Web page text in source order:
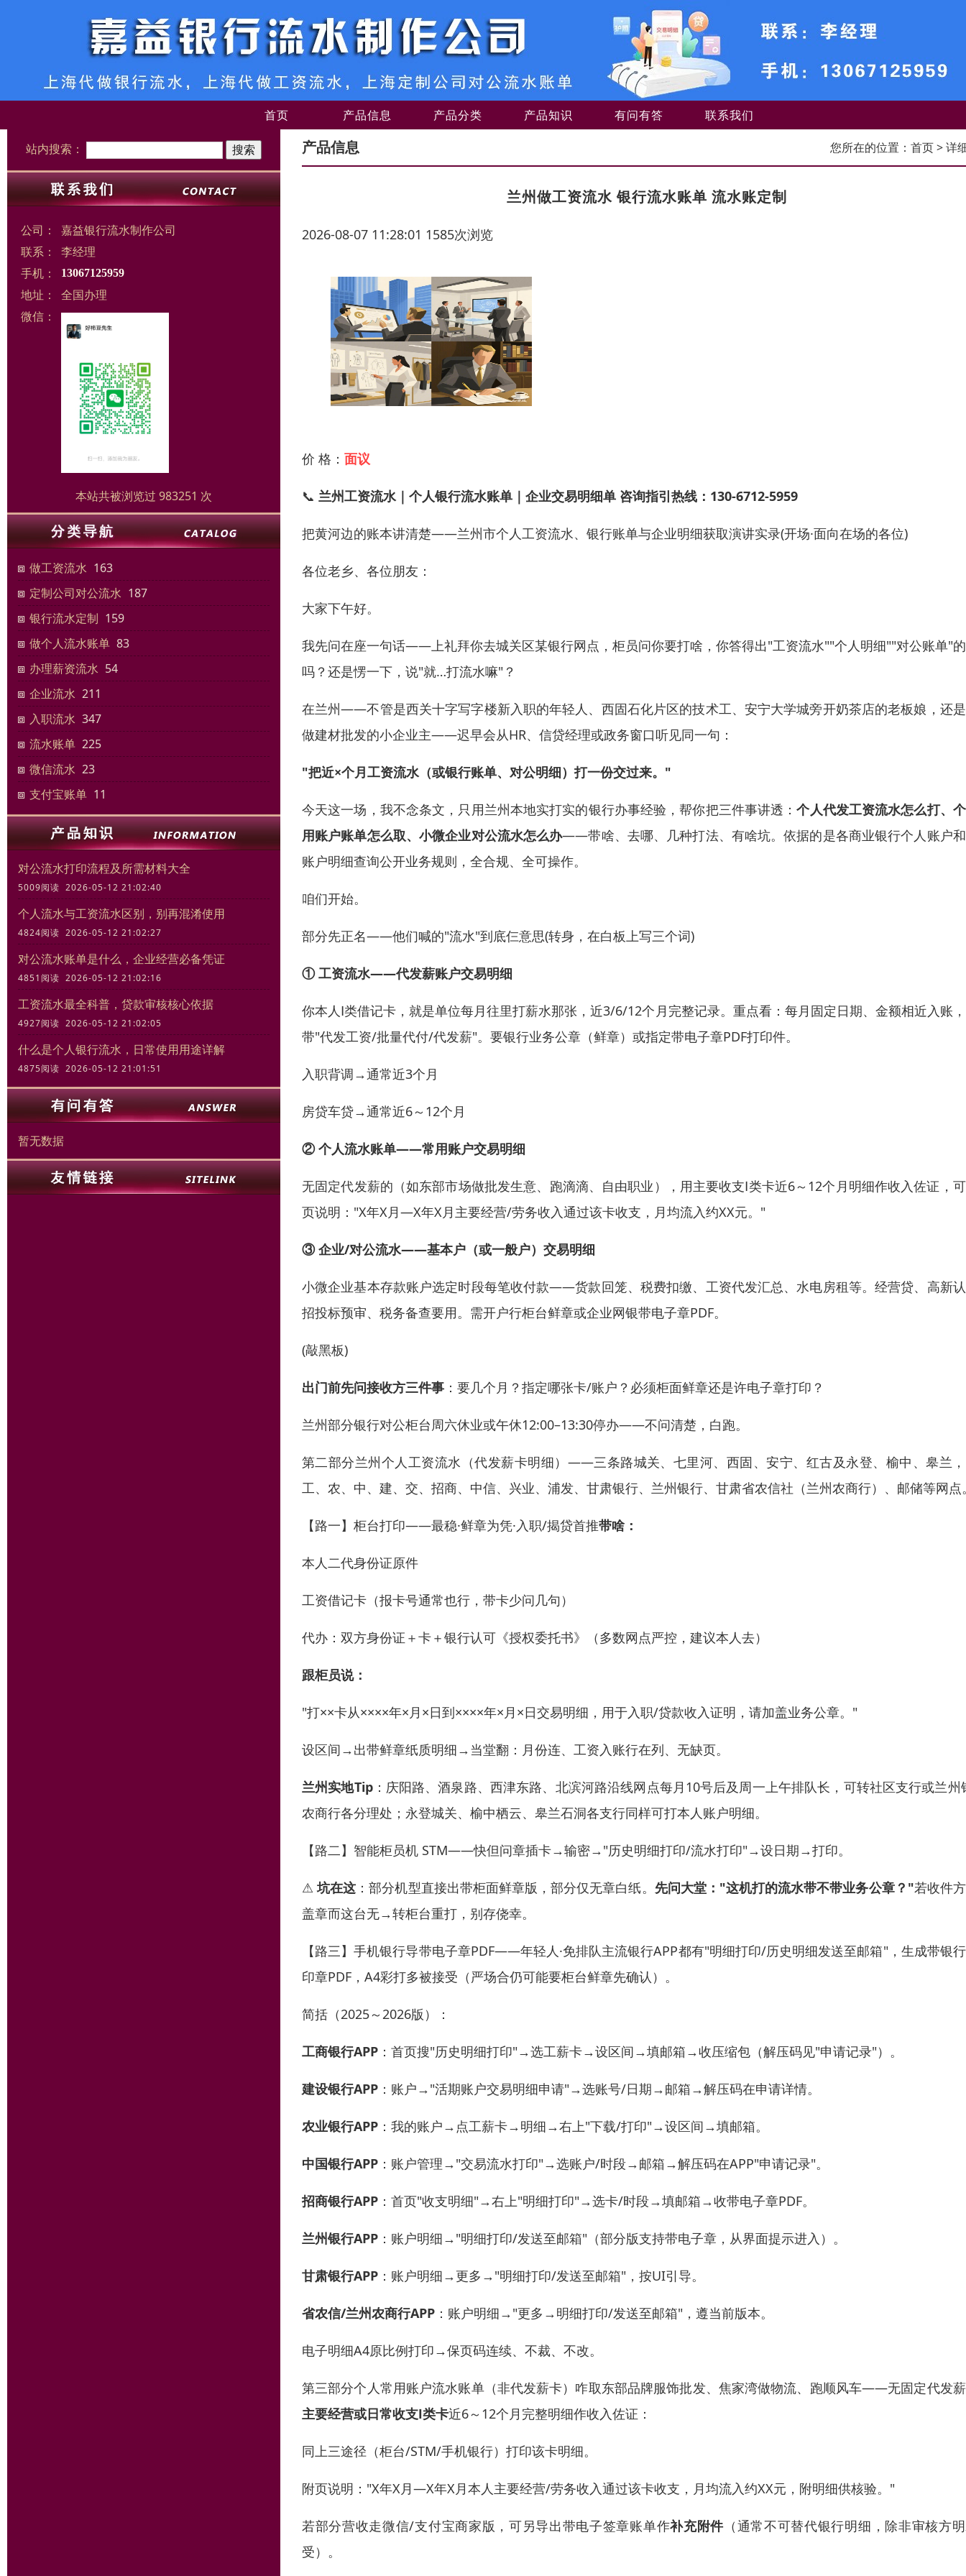
首页 产品信息 产品分类 产品知识 有问有答 联系我们
站内搜索：
公司：
嘉益银行流水制作公司
联系：
李经理
手机：
13067125959
地址：
全国办理
微信：
本站共被浏览过 983251 次
做工资流水 163
定制公司对公流水 187
银行流水定制 159
做个人流水账单 83
办理薪资流水 54
企业流水 211
入职流水 347
流水账单 225
微信流水 23
支付宝账单 11
对公流水打印流程及所需材料大全
5009阅读 2026-05-12 21:02:40
个人流水与工资流水区别，别再混淆使用
4824阅读 2026-05-12 21:02:27
对公流水账单是什么，企业经营必备凭证
4851阅读 2026-05-12 21:02:16
工资流水最全科普，贷款审核核心依据
4927阅读 2026-05-12 21:02:05
什么是个人银行流水，日常使用用途详解
4875阅读 2026-05-12 21:01:51
暂无数据
产品信息 您所在的位置： 首页> 详
兰州做工资流水 银行流水账单 流水账定制
2026-08-07 11:28:01 1585次浏览
价 格： 面议
📞 兰州工资流水｜个人银行流水账单｜企业交易明细单 咨询指引热线：130-6712-5959
把黄河边的账本讲清楚——兰州市个人工资流水、银行账单与企业明细获取演讲实录(开场·面向在场的各位)
各位老乡、各位朋友：
大家下午好。
我先问在座一句话——上礼拜你去城关区某银行网点，柜员问你要打啥，你答得出"工资流水""个人明细""对公账单"
吗？还是愣一下，说"就…打流水嘛"？
在兰州——不管是西关十字写字楼新入职的年轻人、西固石化片区的技术工、安宁大学城旁开奶茶店的老板娘，还
做建材批发的小企业主——迟早会从HR、信贷经理或政务窗口听见同一句：
"把近×个月工资流水（或银行账单、对公明细）打一份交过来。"
今天这一场，我不念条文，只用兰州本地实打实的银行办事经验，帮你把三件事讲透：个人代发工资流水怎么打、
用账户账单怎么取、小微企业对公流水怎么办——带啥、去哪、几种打法、有啥坑。依据的是各商业银行个人账户
账户明细查询公开业务规则，全合规、全可操作。
咱们开始。
部分先正名——他们喊的"流水"到底仨意思(转身，在白板上写三个词)
① 工资流水——代发薪账户交易明细
你本人Ⅰ类借记卡，就是单位每月往里打薪水那张，近3/6/12个月完整记录。重点看：每月固定日期、金额相近入账
带"代发工资/批量代付/代发薪"。要银行业务公章（鲜章）或指定带电子章PDF打印件。
入职背调→通常近3个月
房贷车贷→通常近6～12个月
② 个人流水账单——常用账户交易明细
无固定代发薪的（如东部市场做批发生意、跑滴滴、自由职业），用主要收支Ⅰ类卡近6～12个月明细作收入佐证，
页说明："X年X月—X年X月主要经营/劳务收入通过该卡收支，月均流入约XX元。"
③ 企业/对公流水——基本户（或一般户）交易明细
小微企业基本存款账户选定时段每笔收付款——货款回笼、税费扣缴、工资代发汇总、水电房租等。经营贷、高新
招投标预审、税务备查要用。需开户行柜台鲜章或企业网银带电子章PDF。
(敲黑板)
出门前先问接收方三件事 ：要几个月？指定哪张卡/账户？必须柜面鲜章还是许电子章打印？
兰州部分银行对公柜台周六休业或午休12:00–13:30停办——不问清楚，白跑。
第二部分兰州个人工资流水（代发薪卡明细）——三条路城关、七里河、西固、安宁、红古及永登、榆中、皋兰
工、农、中、建、交、招商、中信、兴业、浦发、甘肃银行、兰州银行、甘肃省农信社（兰州农商行）、邮储等网点
【路一】柜台打印——最稳·鲜章为凭·入职/揭贷首推带啥：
本人二代身份证原件
工资借记卡（报卡号通常也行，带卡少问几句）
代办：双方身份证＋卡＋银行认可《授权委托书》（多数网点严控，建议本人去）
跟柜员说：
"打××卡从××××年×月×日到××××年×月×日交易明细，用于入职/贷款收入证明，请加盖业务公章。"
设区间→出带鲜章纸质明细→当堂翻：月份连、工资入账行在列、无缺页。
兰州实地Tip：庆阳路、酒泉路、西津东路、北滨河路沿线网点每月10号后及周一上午排队长，可转社区支行或兰州
农商行各分理处；永登城关、榆中栖云、皋兰石洞各支行同样可打本人账户明细。
【路二】智能柜员机 STM——快但问章插卡→输密→"历史明细打印/流水打印"→设日期→打印。
⚠坑在这 ：部分机型直接出带柜面鲜章版，部分仅无章白纸。 先问大堂："这机打的流水带不带业务公章？"若收件
盖章而这台无→转柜台重打，别存侥幸。
【路三】手机银行导带电子章PDF——年轻人·免排队主流银行APP都有"明细打印/历史明细发送至邮箱"，生成带银
印章PDF，A4彩打多被接受（严场合仍可能要柜台鲜章先确认）。
简括（2025～2026版）：
工商银行APP ：首页搜"历史明细打印"→选工薪卡→设区间→填邮箱→收压缩包（解压码见"申请记录"）。
建设银行APP ：账户→"活期账户交易明细申请"→选账号/日期→邮箱→解压码在申请详情。
农业银行APP ：我的账户→点工薪卡→明细→右上"下载/打印"→设区间→填邮箱。
中国银行APP ：账户管理→"交易流水打印"→选账户/时段→邮箱→解压码在APP"申请记录"。
招商银行APP ：首页"收支明细"→右上"明细打印"→选卡/时段→填邮箱→收带电子章PDF。
兰州银行APP ：账户明细→"明细打印/发送至邮箱"（部分版支持带电子章，从界面提示进入）。
甘肃银行APP ：账户明细→更多→"明细打印/发送至邮箱"，按UI引导。
省农信/兰州农商行APP ：账户明细→"更多→明细打印/发送至邮箱"，遵当前版本。
电子明细A4原比例打印→保页码连续、不裁、不改。
第三部分个人常用账户流水账单（非代发薪卡）咋取东部品牌服饰批发、焦家湾做物流、跑顺风车——无固定代发
主要经营或日常收支Ⅰ类卡近6～12个月完整明细作收入佐证：
同上三途径（柜台/STM/手机银行）打印该卡明细。
附页说明："X年X月—X年X月本人主要经营/劳务收入通过该卡收支，月均流入约XX元，附明细供核验。"
若部分营收走微信/支付宝商家版，可另导出带电子签章账单作补充附件（通常不可替代银行明细，除非审核方
受）。